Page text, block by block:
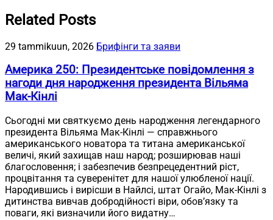
Related Posts
29 tammikuun, 2026 Брифінги та заяви
Америка 250: Президентське повідомлення з
нагоди дня народження президента Вільяма
Мак-Кінлі
Сьогодні ми святкуємо день народження легендарного
президента Вільяма Мак-Кінлі — справжнього
американського новатора та титана американської
величі, який захищав наш народ; розширював наші
благословення; і забезпечив безпрецедентний ріст,
процвітання та суверенітет для нашої улюбленої нації.
Народившись і вирісши в Найлсі, штат Огайо, Мак-Кінлі з
дитинства вивчав добродійності віри, обов’язку та
поваги, які визначили його видатну…